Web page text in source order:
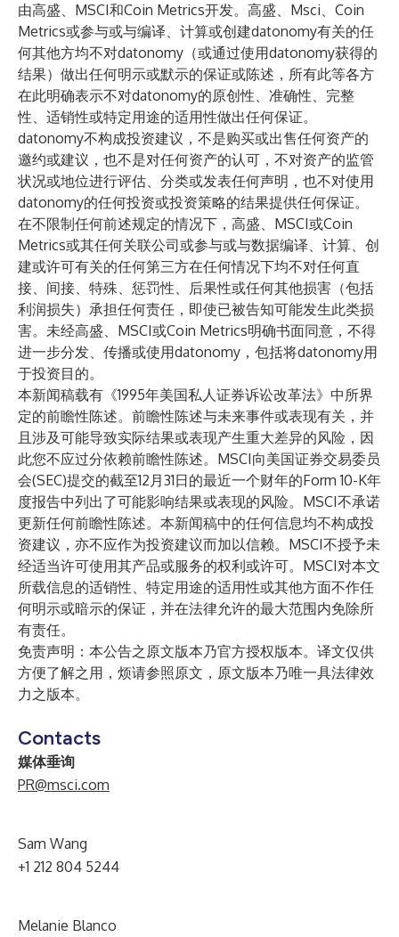
由高盛、MSCI和Coin Metrics开发。高盛、Msci、Coin
Metrics或参与或与编译、计算或创建datonomy有关的任
何其他方均不对datonomy（或通过使用datonomy获得的
结果）做出任何明示或默示的保证或陈述，所有此等各方
在此明确表示不对datonomy的原创性、准确性、完整
性、适销性或特定用途的适用性做出任何保证。
datonomy不构成投资建议，不是购买或出售任何资产的
邀约或建议，也不是对任何资产的认可，不对资产的监管
状况或地位进行评估、分类或发表任何声明，也不对使用
datonomy的任何投资或投资策略的结果提供任何保证。
在不限制任何前述规定的情况下，高盛、MSCI或Coin
Metrics或其任何关联公司或参与或与数据编译、计算、创
建或许可有关的任何第三方在任何情况下均不对任何直
接、间接、特殊、惩罚性、后果性或任何其他损害（包括
利润损失）承担任何责任，即使已被告知可能发生此类损
害。未经高盛、MSCI或Coin Metrics明确书面同意，不得
进一步分发、传播或使用datonomy，包括将datonomy用
于投资目的。
本新闻稿载有《1995年美国私人证券诉讼改革法》中所界
定的前瞻性陈述。前瞻性陈述与未来事件或表现有关，并
且涉及可能导致实际结果或表现产生重大差异的风险，因
此您不应过分依赖前瞻性陈述。MSCI向美国证券交易委员
会(SEC)提交的截至12月31日的最近一个财年的Form 10-K年
度报告中列出了可能影响结果或表现的风险。MSCI不承诺
更新任何前瞻性陈述。本新闻稿中的任何信息均不构成投
资建议，亦不应作为投资建议而加以信赖。MSCI不授予未
经适当许可使用其产品或服务的权利或许可。MSCI对本文
所载信息的适销性、特定用途的适用性或其他方面不作任
何明示或暗示的保证，并在法律允许的最大范围内免除所
有责任。
免责声明：本公告之原文版本乃官方授权版本。译文仅供
方便了解之用，烦请参照原文，原文版本乃唯一具法律效
力之版本。
Contacts
媒体垂询
PR@msci.com
Sam Wang
+1 212 804 5244
Melanie Blanco